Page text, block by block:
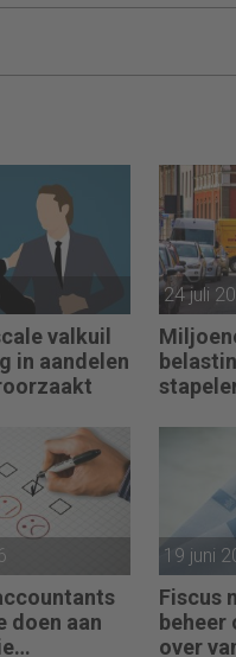
valkuil
in aandelen
24 juli
doen aan
19 juni
Fiscus
over